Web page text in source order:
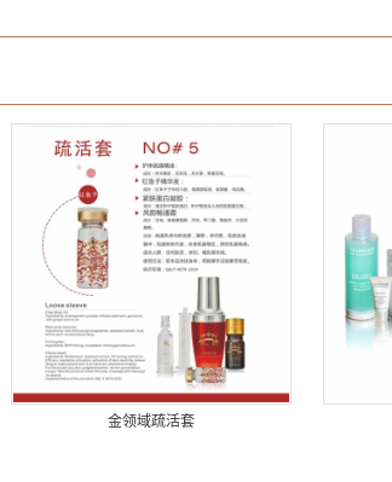
金领域疏活套